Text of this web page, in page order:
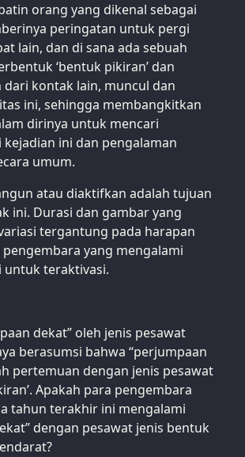
orang yang dikenal sebagai
peringatan untuk pergi
lain, dan di sana ada sebuah
‘bentuk pikiran’ dan
kontak lain, muncul dan
ini, sehingga membangkitkan
dirinya untuk mencari
ini dan pengalaman
umum.
atau diaktifkan adalah tujuan
ini. Durasi dan gambar yang
tergantung pada harapan
yang mengalami
untuk teraktivasi.
dekat” oleh jenis pesawat
berasumsi bahwa “perjumpaan
pertemuan dengan jenis pesawat
Apakah para pengembara
tahun terakhir ini mengalami
dengan pesawat jenis bentuk